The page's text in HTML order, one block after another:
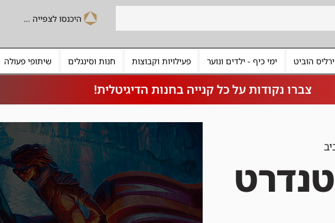
היכנסו לצפייה בקרדיט
הוביט ימי כיף - ילדים ונוער פעילויות וקבוצות חנות וסינגלים שיתופי פעולה
צברו נקודות על כל קנייה בחנות הדיגיטלית!